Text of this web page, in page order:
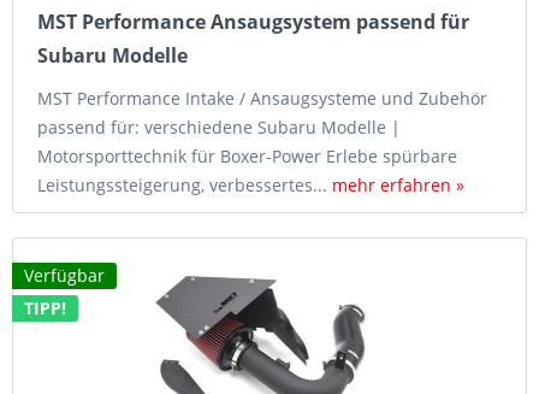
MST Performance Ansaugsystem passend für
Subaru Modelle
MST Performance Intake / Ansaugsysteme und Zubehör
passend für: verschiedene Subaru Modelle |
Motorsporttechnik für Boxer-Power Erlebe spürbare
Leistungssteigerung, verbessertes... mehr erfahren »
Verfügbar
TIPP!